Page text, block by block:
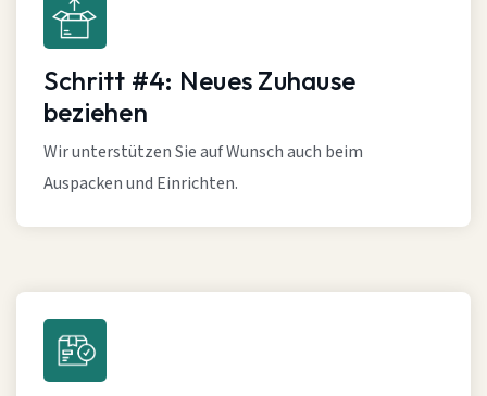
Schritt #4: Neues Zuhause
beziehen
Wir unterstützen Sie auf Wunsch auch beim
Auspacken und Einrichten.